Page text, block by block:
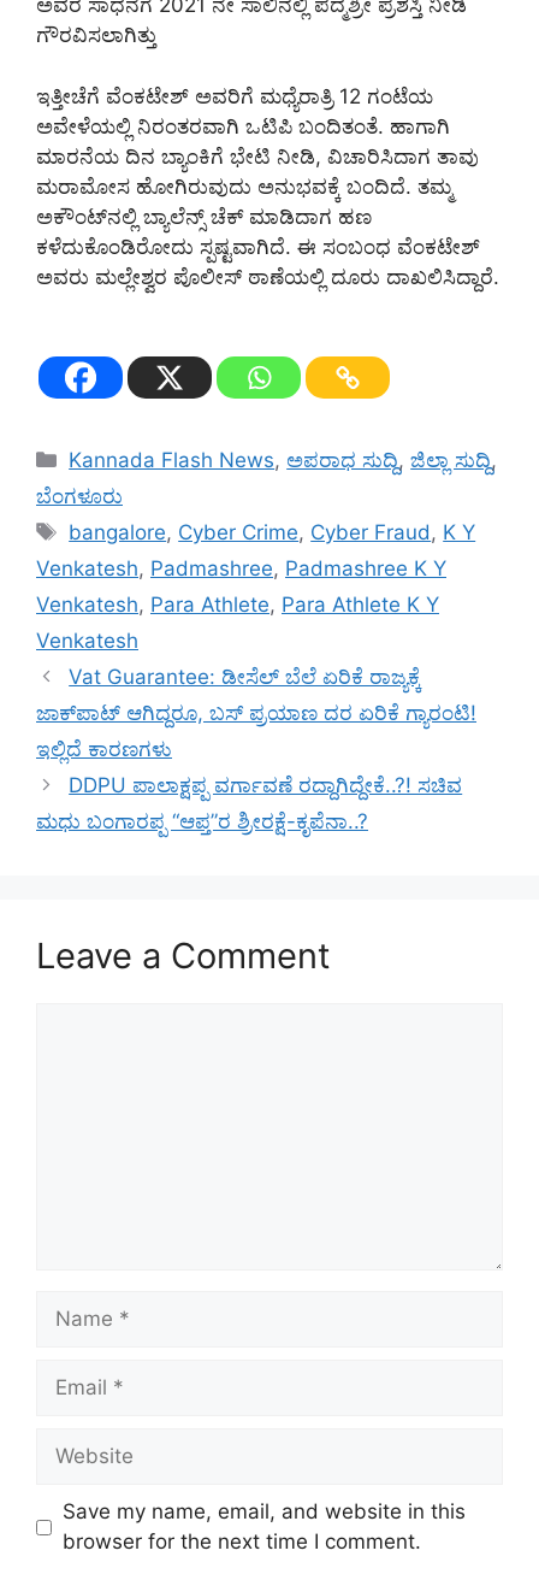
ಅವರ ಸಾಧನೆಗೆ 2021 ನೇ ಸಾಲಿನಲ್ಲಿ ಪದ್ಮಶ್ರೀ ಪ್ರಶಸ್ತಿ ನೀಡಿ
ಗೌರವಿಸಲಾಗಿತ್ತು
ಇತ್ತೀಚೆಗೆ ವೆಂಕಟೇಶ್ ಅವರಿಗೆ ಮಧ್ಯೆರಾತ್ರಿ 12 ಗಂಟೆಯ
ಅವೇಳೆಯಲ್ಲಿ ನಿರಂತರವಾಗಿ ಒಟಿಪಿ ಬಂದಿತಂತೆ. ಹಾಗಾಗಿ
ಮಾರನೆಯ ದಿನ ಬ್ಯಾಂಕಿಗೆ ಭೇಟಿ ನೀಡಿ, ವಿಚಾರಿಸಿದಾಗ ತಾವು
ಮರಾಮೋಸ ಹೋಗಿರುವುದು ಅನುಭವಕ್ಕೆ ಬಂದಿದೆ. ತಮ್ಮ
ಅಕೌಂಟ್‌ನಲ್ಲಿ ಬ್ಯಾಲೆನ್ಸ್‌ ಚೆಕ್ ಮಾಡಿದಾಗ ಹಣ
ಕಳೆದುಕೊಂಡಿರೋದು ಸ್ಪಷ್ಟವಾಗಿದೆ. ಈ ಸಂಬಂಧ ವೆಂಕಟೇಶ್
ಅವರು ಮಲ್ಲೇಶ್ವರ ಪೊಲೀಸ್ ಠಾಣೆಯಲ್ಲಿ ದೂರು ದಾಖಲಿಸಿದ್ದಾರೆ.
Categories
Kannada Flash News, ಅಪರಾಧ ಸುದ್ದಿ,ಜಿಲ್ಲಾ ಸುದ್ದಿ,
ಬೆಂಗಳೂರು
Tags
bangalore, Cyber Crime, Cyber Fraud, K Y
Venkatesh, Padmashree, Padmashree K Y
Venkatesh, Para Athlete, Para Athlete K Y
Venkatesh
Vat Guarantee: ಡೀಸೆಲ್ ಬೆಲೆ ಏರಿಕೆ ರಾಜ್ಯಕ್ಕೆ
ಜಾಕ್‌ಪಾಟ್ ಆಗಿದ್ದರೂ, ಬಸ್ ಪ್ರಯಾಣ ದರ ಏರಿಕೆ ಗ್ಯಾರಂಟಿ!
ಇಲ್ಲಿದೆ ಕಾರಣಗಳು
DDPU ಪಾಲಾಕ್ಷಪ್ಪ ವರ್ಗಾವಣೆ ರದ್ದಾಗಿದ್ದೇಕೆ..?! ಸಚಿವ
ಮಧು ಬಂಗಾರಪ್ಪ “ಆಪ್ತ”ರ ಶ್ರೀರಕ್ಷೆ-ಕೃಪೆನಾ..?
Leave a Comment
Name
Email
Website
Save my name, email, and website in this
browser for the next time I comment.